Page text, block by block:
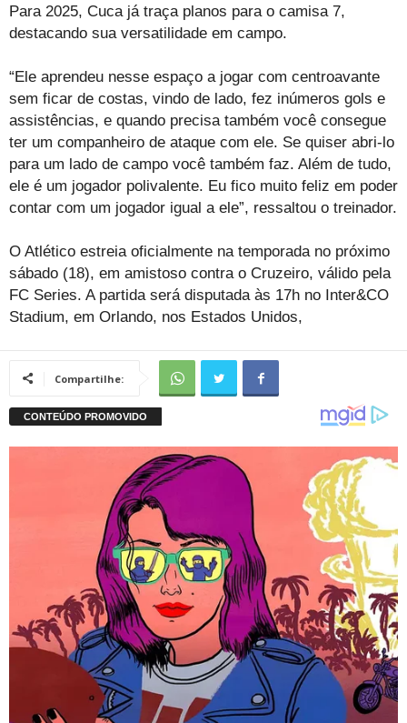
Para 2025, Cuca já traça planos para o camisa 7,
destacando sua versatilidade em campo.
“Ele aprendeu nesse espaço a jogar com centroavante
sem ficar de costas, vindo de lado, fez inúmeros gols e
assistências, e quando precisa também você consegue
ter um companheiro de ataque com ele. Se quiser abri-lo
para um lado de campo você também faz. Além de tudo,
ele é um jogador polivalente. Eu fico muito feliz em poder
contar com um jogador igual a ele”, ressaltou o treinador.
O Atlético estreia oficialmente na temporada no próximo
sábado (18), em amistoso contra o Cruzeiro, válido pela
FC Series. A partida será disputada às 17h no Inter&CO
Stadium, em Orlando, nos Estados Unidos,
Compartilhe: